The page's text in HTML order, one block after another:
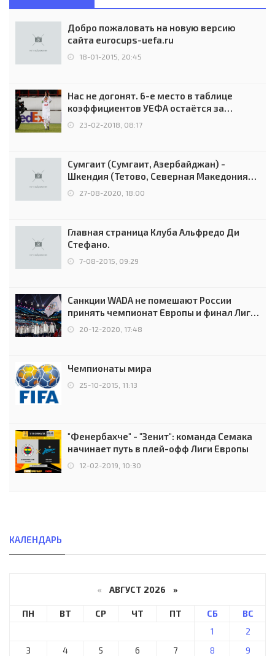
Добро пожаловать на новую версию
сайта eurocups-uefa.ru
18-01-2015, 20:45
Нас не догонят. 6-е место в таблице
коэффициентов УЕФА остаётся за
Россией
23-02-2018, 08:17
Сумгаит (Сумгаит, Азербайджан) -
Шкендия (Тетово, Северная Македония) -
0:2 (0:0)
27-08-2020, 18:00
Главная страница Клуба Альфредо Ди
Стефано.
7-08-2015, 09:29
Санкции WADA не помешают России
принять чемпионат Европы и финал Лиги
чемпионов.
20-12-2020, 17:48
Чемпионаты мира
25-10-2015, 11:13
"Фенербахче" - "Зенит": команда Семака
начинает путь в плей-офф Лиги Европы
12-02-2019, 10:30
КАЛЕНДАРЬ
« АВГУСТ 2026 »
ПН ВТ СР ЧТ ПТ СБ
ВС
1
2
3
4 5 6 7 8
9